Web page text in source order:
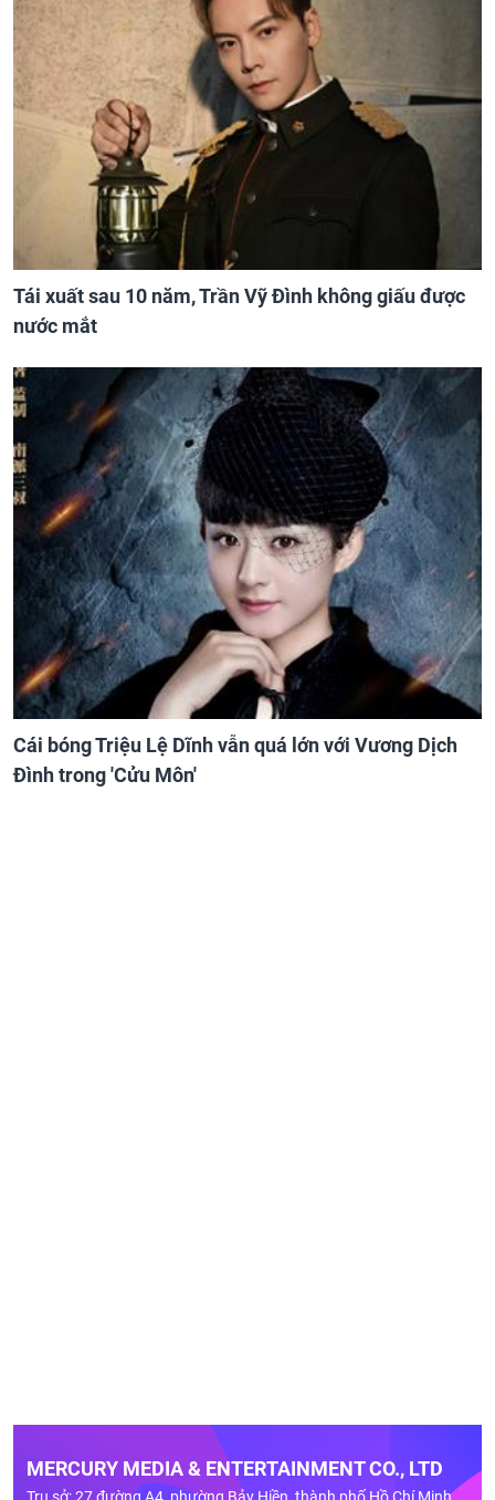
Tái xuất sau 10 năm, Trần Vỹ Đình không giấu được
nước mắt
Cái bóng Triệu Lệ Dĩnh vẫn quá lớn với Vương Dịch
Đình trong 'Cửu Môn'
MERCURY MEDIA & ENTERTAINMENT CO., LTD